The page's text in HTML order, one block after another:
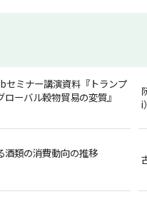
セミナー講演資料『トランプ
ローバル穀物貿易の変質』
i）
酒類の消費動向の推移